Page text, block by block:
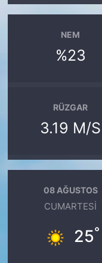
NEM
%23
RÜZGAR
3.19 M/S
08 AĞUSTOS
CUMARTESI
25°